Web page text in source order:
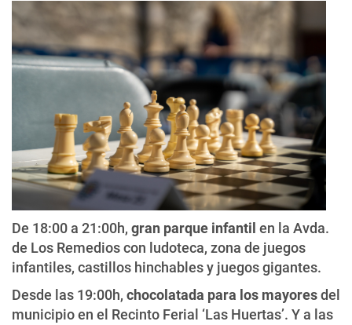
De 18:00 a 21:00h, gran parque infantil en la Avda.
de Los Remedios con ludoteca, zona de juegos
infantiles, castillos hinchables y juegos gigantes.
Desde las 19:00h, chocolatada para los mayoresdel
municipio en el Recinto Ferial ‘Las Huertas’. Y a las